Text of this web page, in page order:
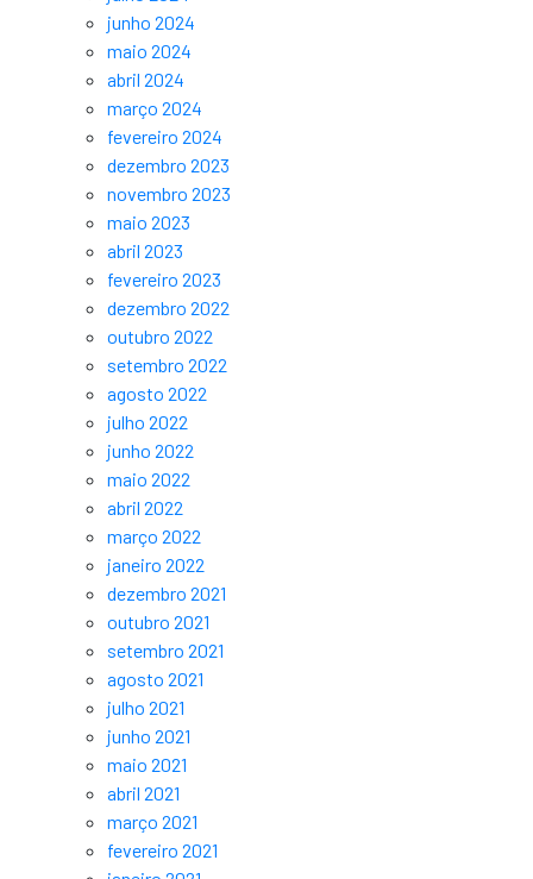
junho 2024
maio 2024
abril 2024
março 2024
fevereiro 2024
dezembro 2023
novembro 2023
maio 2023
abril 2023
fevereiro 2023
dezembro 2022
outubro 2022
setembro 2022
agosto 2022
julho 2022
junho 2022
maio 2022
abril 2022
março 2022
janeiro 2022
dezembro 2021
outubro 2021
setembro 2021
agosto 2021
julho 2021
junho 2021
maio 2021
abril 2021
março 2021
fevereiro 2021